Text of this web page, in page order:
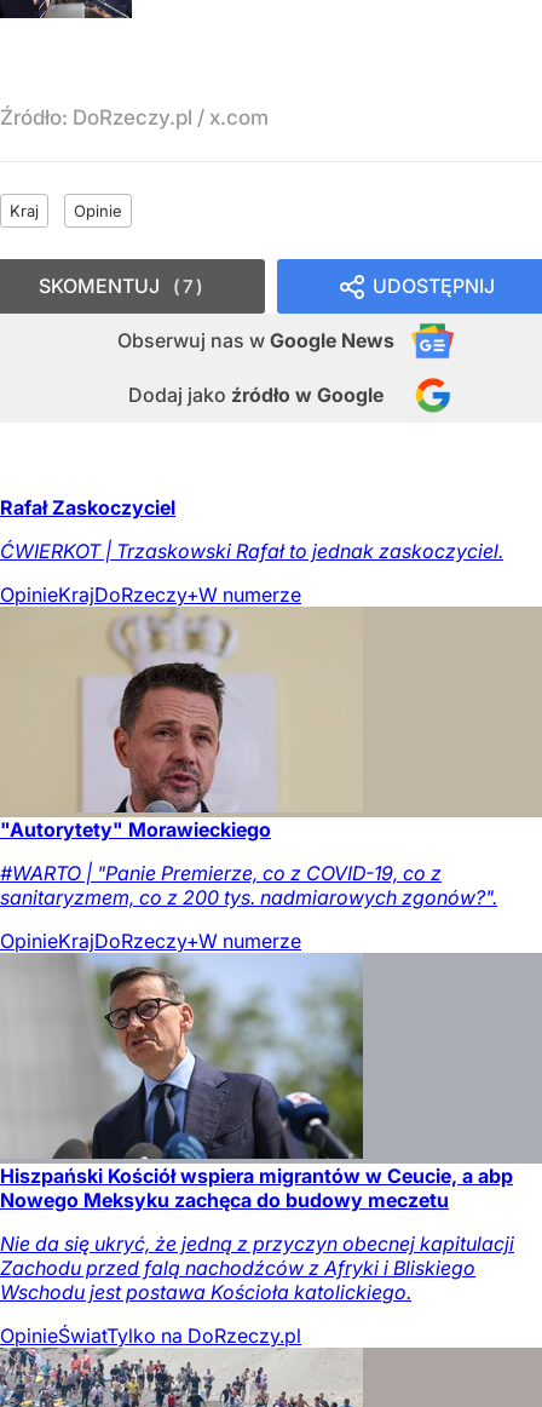
Źródło: DoRzeczy.pl / x.com
Kraj Opinie
UDOSTĘPNIJ
Obserwuj nas w Google News
Dodaj jako źródło w Google
SKOMENTUJ 7
Rafał Zaskoczyciel
ĆWIERKOT | Trzaskowski Rafał to jednak zaskoczyciel.
OpinieKrajDoRzeczy+W numerze
"Autorytety" Morawieckiego
#WARTO | "Panie Premierze, co z COVID-19, co z
sanitaryzmem, co z 200 tys. nadmiarowych zgonów?".
OpinieKrajDoRzeczy+W numerze
Hiszpański Kościół wspiera migrantów w Ceucie, a abp
Nowego Meksyku zachęca do budowy meczetu
Nie da się ukryć, że jedną z przyczyn obecnej kapitulacji
Zachodu przed falą nachodźców z Afryki i Bliskiego
Wschodu jest postawa Kościoła katolickiego.
OpinieŚwiatTylko na DoRzeczy.pl